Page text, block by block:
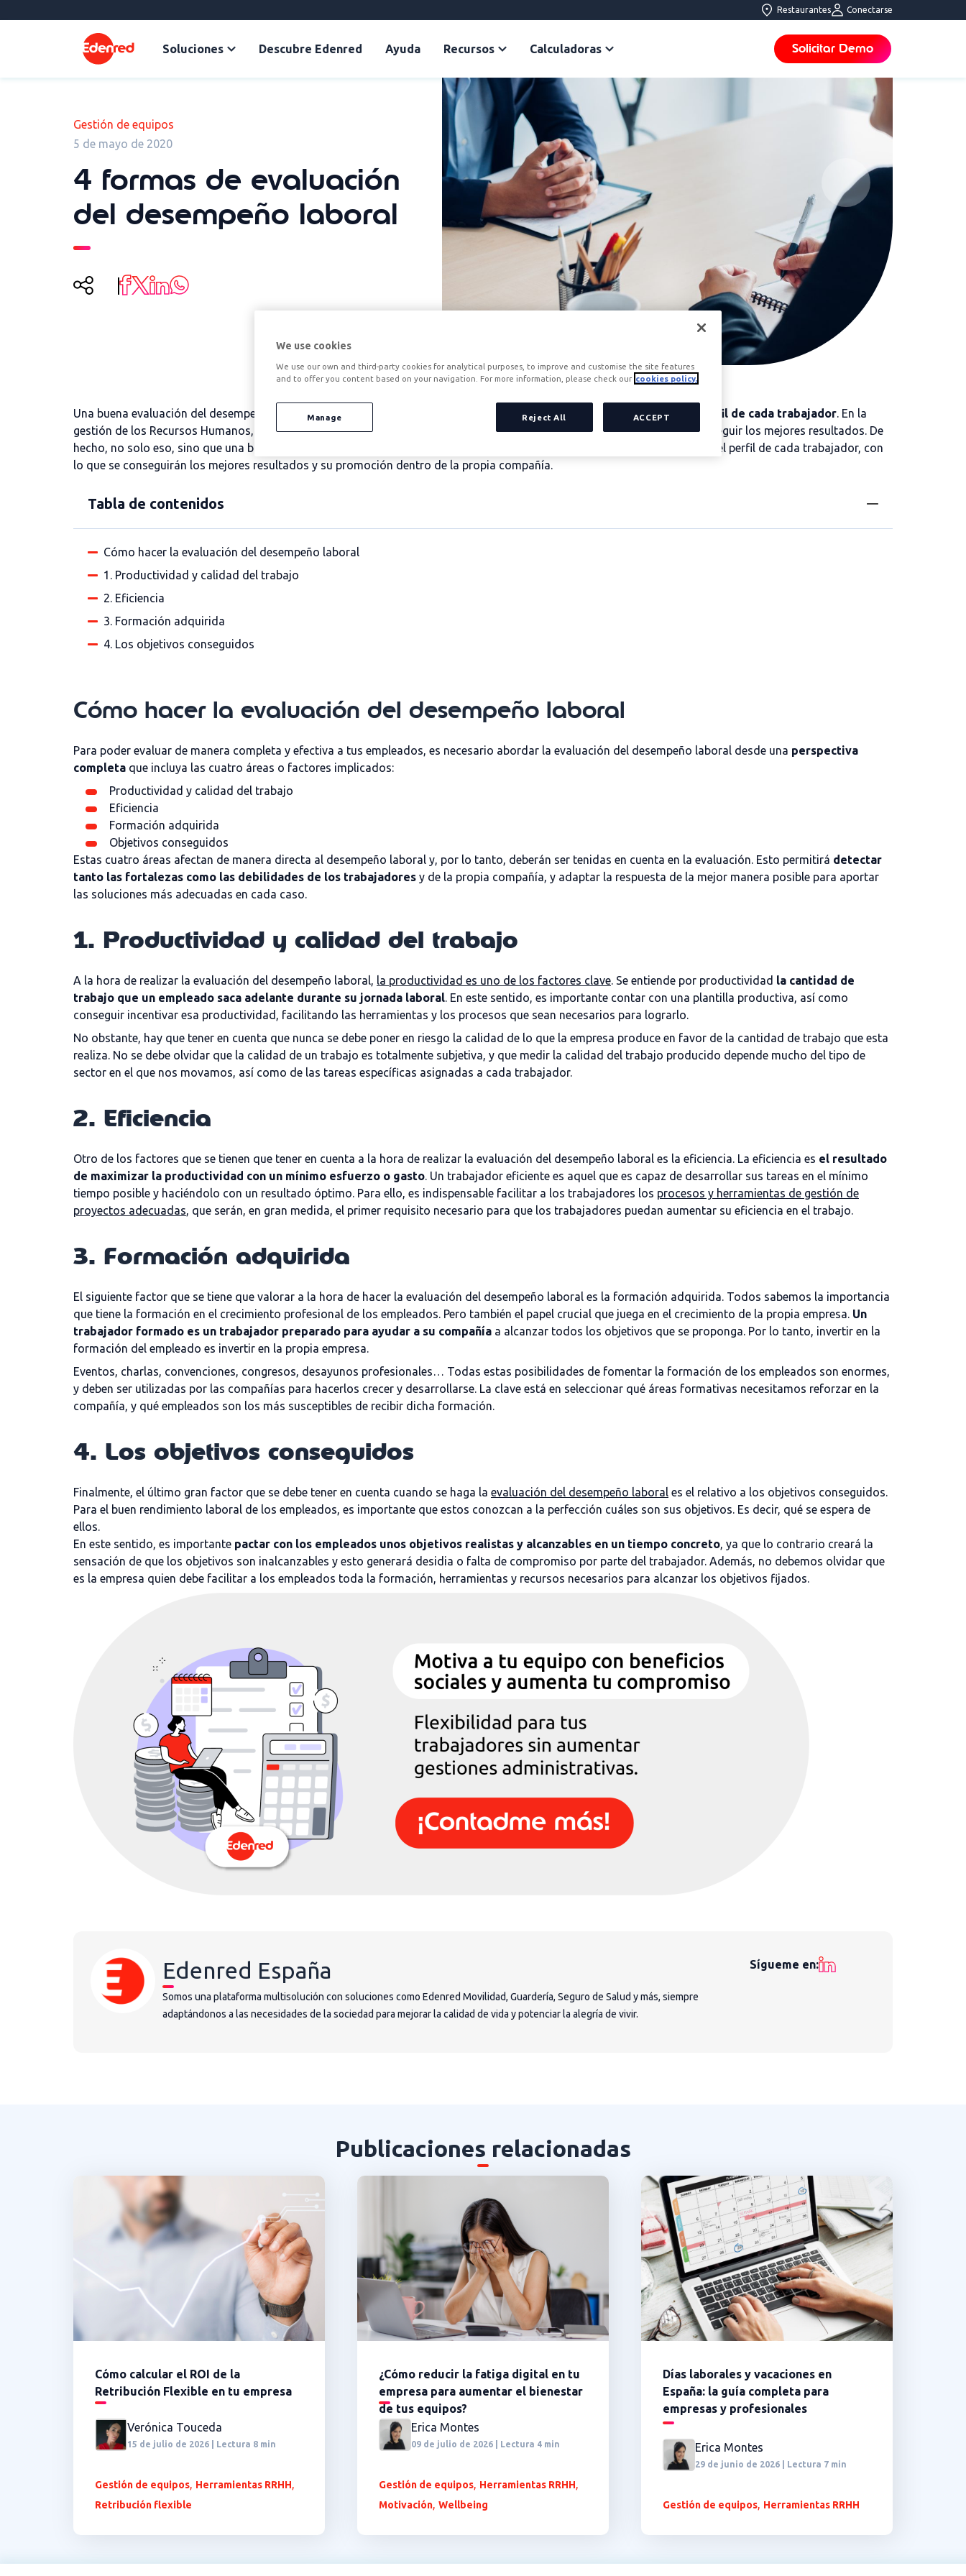
Restaurantes Conectarse
Soluciones Descubre Edenred Ayuda Recursos Calculadoras Solicitar Demo
Gestión de equipos
5 de mayo de 2020
4 formas de evaluación
del desempeño laboral
Una buena evaluación del desempeño laboral de los empleados es indispensable a la hora de identificar y clasificar el perfil de cada trabajador. En la
gestión de los Recursos Humanos, la evaluación del desempeño laboral es clave a la hora de mejorar su rendimiento y conseguir los mejores resultados. De
hecho, no solo eso, sino que una buena evaluación del rendimiento es necesaria también a la hora de identificar y clasificar el perfil de cada trabajador, con
lo que se conseguirán los mejores resultados y su promoción dentro de la propia compañía.
Tabla de contenidos
Cómo hacer la evaluación del desempeño laboral
1. Productividad y calidad del trabajo
2. Eficiencia
3. Formación adquirida
4. Los objetivos conseguidos
Cómo hacer la evaluación del desempeño laboral
Para poder evaluar de manera completa y efectiva a tus empleados, es necesario abordar la evaluación del desempeño laboral desde una perspectiva
completa que incluya las cuatro áreas o factores implicados:
Productividad y calidad del trabajo
Eficiencia
Formación adquirida
Objetivos conseguidos
Estas cuatro áreas afectan de manera directa al desempeño laboral y, por lo tanto, deberán ser tenidas en cuenta en la evaluación. Esto permitirá detectar
tanto las fortalezas como las debilidades de los trabajadores y de la propia compañía, y adaptar la respuesta de la mejor manera posible para aportar
las soluciones más adecuadas en cada caso.
1. Productividad y calidad del trabajo
A la hora de realizar la evaluación del desempeño laboral, la productividad es uno de los factores clave. Se entiende por productividad la cantidad de
trabajo que un empleado saca adelante durante su jornada laboral. En este sentido, es importante contar con una plantilla productiva, así como
conseguir incentivar esa productividad, facilitando las herramientas y los procesos que sean necesarios para lograrlo.
No obstante, hay que tener en cuenta que nunca se debe poner en riesgo la calidad de lo que la empresa produce en favor de la cantidad de trabajo que esta
realiza. No se debe olvidar que la calidad de un trabajo es totalmente subjetiva, y que medir la calidad del trabajo producido depende mucho del tipo de
sector en el que nos movamos, así como de las tareas específicas asignadas a cada trabajador.
2. Eficiencia
Otro de los factores que se tienen que tener en cuenta a la hora de realizar la evaluación del desempeño laboral es la eficiencia. La eficiencia es el resultado
de maximizar la productividad con un mínimo esfuerzo o gasto. Un trabajador eficiente es aquel que es capaz de desarrollar sus tareas en el mínimo
tiempo posible y haciéndolo con un resultado óptimo. Para ello, es indispensable facilitar a los trabajadores los procesos y herramientas de gestión de
proyectos adecuadas, que serán, en gran medida, el primer requisito necesario para que los trabajadores puedan aumentar su eficiencia en el trabajo.
3. Formación adquirida
El siguiente factor que se tiene que valorar a la hora de hacer la evaluación del desempeño laboral es la formación adquirida. Todos sabemos la importancia
que tiene la formación en el crecimiento profesional de los empleados. Pero también el papel crucial que juega en el crecimiento de la propia empresa. Un
trabajador formado es un trabajador preparado para ayudar a su compañía a alcanzar todos los objetivos que se proponga. Por lo tanto, invertir en la
formación del empleado es invertir en la propia empresa.
Eventos, charlas, convenciones, congresos, desayunos profesionales… Todas estas posibilidades de fomentar la formación de los empleados son enormes,
y deben ser utilizadas por las compañías para hacerlos crecer y desarrollarse. La clave está en seleccionar qué áreas formativas necesitamos reforzar en la
compañía, y qué empleados son los más susceptibles de recibir dicha formación.
4. Los objetivos conseguidos
Finalmente, el último gran factor que se debe tener en cuenta cuando se haga la evaluación del desempeño laboral es el relativo a los objetivos conseguidos.
Para el buen rendimiento laboral de los empleados, es importante que estos conozcan a la perfección cuáles son sus objetivos. Es decir, qué se espera de
ellos.
En este sentido, es importante pactar con los empleados unos objetivos realistas y alcanzables en un tiempo concreto, ya que lo contrario creará la
sensación de que los objetivos son inalcanzables y esto generará desidia o falta de compromiso por parte del trabajador. Además, no debemos olvidar que
es la empresa quien debe facilitar a los empleados toda la formación, herramientas y recursos necesarios para alcanzar los objetivos fijados.
Edenred España
Somos una plataforma multisolución con soluciones como Edenred Movilidad, Guardería, Seguro de Salud y más, siempre
adaptándonos a las necesidades de la sociedad para mejorar la calidad de vida y potenciar la alegría de vivir.
Sígueme en:
Publicaciones relacionadas
Cómo calcular el ROI de la
Retribución Flexible en tu empresa
Verónica Touceda
15 de julio de 2026 | Lectura 8 min
Gestión de equipos, Herramientas RRHH,
Retribución flexible
¿Cómo reducir la fatiga digital en tu
empresa para aumentar el bienestar
de tus equipos?
Erica Montes
09 de julio de 2026 | Lectura 4 min
Gestión de equipos, Herramientas RRHH,
Motivación, Wellbeing
Días laborales y vacaciones en
España: la guía completa para
empresas y profesionales
Erica Montes
29 de junio de 2026 | Lectura 7 min
Gestión de equipos, Herramientas RRHH
We use cookies
We use our own and third-party cookies for analytical purposes, to improve and customise the site features
and to offer you content based on your navigation. For more information, please check our cookies policy.
Manage Reject All ACCEPT